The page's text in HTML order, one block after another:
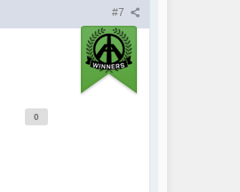
#7
0